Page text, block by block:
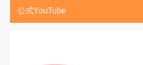
公式YouTube